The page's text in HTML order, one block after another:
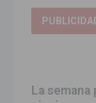
verano con una
La